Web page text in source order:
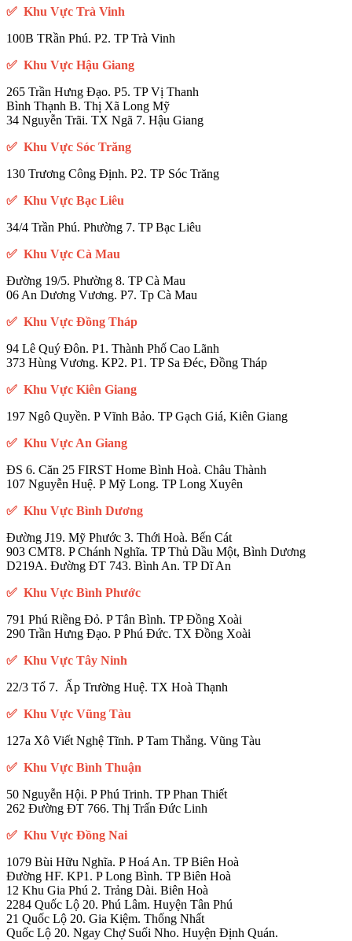
✅ Khu Vực Trà Vinh
100B TRần Phú. P2. TP Trà Vinh
✅ Khu Vực Hậu Giang
265 Trần Hưng Đạo. P5. TP Vị Thanh
Bình Thạnh B. Thị Xã Long Mỹ
34 Nguyễn Trãi. TX Ngã 7. Hậu Giang
✅ Khu Vực Sóc Trăng
130 Trương Công Định. P2. TP Sóc Trăng
✅ Khu Vực Bạc Liêu
34/4 Trần Phú. Phường 7. TP Bạc Liêu
✅ Khu Vực Cà Mau
Đường 19/5. Phường 8. TP Cà Mau
06 An Dương Vương. P7. Tp Cà Mau
✅ Khu Vực Đồng Tháp
94 Lê Quý Đôn. P1. Thành Phố Cao Lãnh
373 Hùng Vương. KP2. P1. TP Sa Đéc, Đồng Tháp
✅ Khu Vực Kiên Giang
197 Ngô Quyền. P Vĩnh Bảo. TP Gạch Giá, Kiên Giang
✅ Khu Vực An Giang
ĐS 6. Căn 25 FIRST Home Bình Hoà. Châu Thành
107 Nguyễn Huệ. P Mỹ Long. TP Long Xuyên
✅ Khu Vực Bình Dương
Đường J19. Mỹ Phước 3. Thới Hoà. Bến Cát
903 CMT8. P Chánh Nghĩa. TP Thủ Dầu Một, Bình Dương
D219A. Đường ĐT 743. Bình An. TP Dĩ An
✅ Khu Vực Bình Phước
791 Phú Riềng Đỏ. P Tân Bình. TP Đồng Xoài
290 Trần Hưng Đạo. P Phú Đức. TX Đồng Xoài
✅ Khu Vực Tây Ninh
22/3 Tổ 7. Ấp Trường Huệ. TX Hoà Thạnh
✅ Khu Vực Vũng Tàu
127a Xô Viết Nghệ Tĩnh. P Tam Thắng. Vũng Tàu
✅ Khu Vực Bình Thuận
50 Nguyễn Hội. P Phú Trinh. TP Phan Thiết
262 Đường ĐT 766. Thị Trấn Đức Linh
✅ Khu Vực Đồng Nai
1079 Bùi Hữu Nghĩa. P Hoá An. TP Biên Hoà
Đường HF. KP1. P Long Bình. TP Biên Hoà
12 Khu Gia Phú 2. Trảng Dài. Biên Hoà
2284 Quốc Lộ 20. Phú Lâm. Huyện Tân Phú
21 Quốc Lộ 20. Gia Kiệm. Thống Nhất
Quốc Lộ 20. Ngay Chợ Suối Nho. Huyện Định Quán.